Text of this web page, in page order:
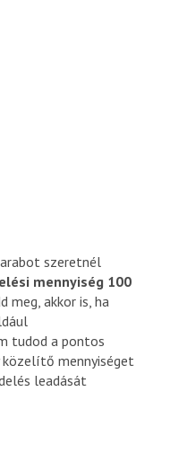
szeretnél
mennyiség 100
meg, akkor is, ha
tudod a pontos
közelítő mennyiséget
leadását